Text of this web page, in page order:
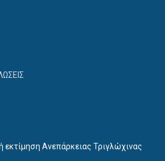
εκτίμηση Ανεπάρκειας Τριγλώχινας